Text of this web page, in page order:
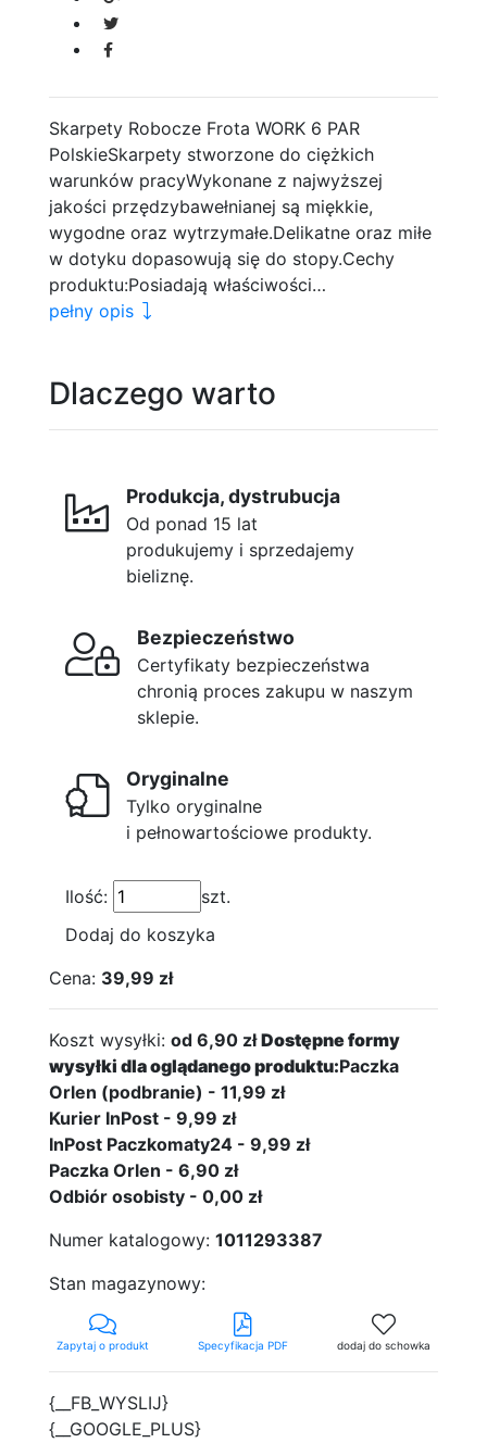
Skarpety Robocze Frota WORK 6 PAR
PolskieSkarpety stworzone do ciężkich
warunków pracyWykonane z najwyższej
jakości przędzybawełnianej są miękkie,
wygodne oraz wytrzymałe.Delikatne oraz miłe
w dotyku dopasowują się do stopy.Cechy
produktu:Posiadają właściwości…
pełny opis
Dlaczego warto
Produkcja, dystrubucja
Od ponad 15 lat
produkujemy i sprzedajemy
bieliznę.
Bezpieczeństwo
Certyfikaty bezpieczeństwa
chronią proces zakupu w naszym
sklepie.
Oryginalne
Tylko oryginalne
i pełnowartościowe produkty.
Ilość:
szt.
Dodaj do koszyka
Cena: 39,99 zł
Koszt wysyłki: od 6,90 złDostępne formy
wysyłki dla oglądanego produktu:Paczka
Orlen (podbranie) - 11,99 zł
Kurier InPost - 9,99 zł
InPost Paczkomaty24 - 9,99 zł
Paczka Orlen - 6,90 zł
Odbiór osobisty - 0,00 zł
Numer katalogowy: 1011293387
Stan magazynowy:
Zapytaj o produkt Specyfikacja PDF dodaj do schowka
{__FB_WYSLIJ}
{__GOOGLE_PLUS}